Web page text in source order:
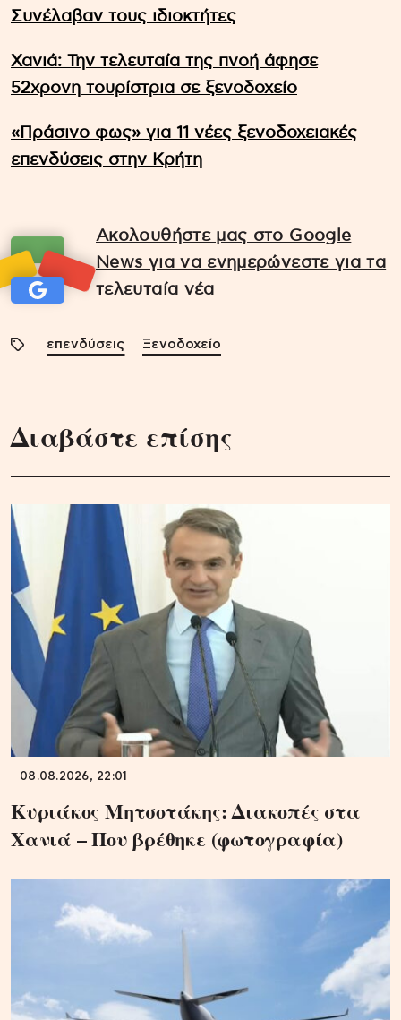
Συνέλαβαν τους ιδιοκτήτες
Χανιά: Την τελευταία της πνοή άφησε
52χρονη τουρίστρια σε ξενοδοχείο
«Πράσινο φως» για 11 νέες ξενοδοχειακές
επενδύσεις στην Κρήτη
Ακολουθήστε μας στο Google
News για να ενημερώνεστε για τα
τελευταία νέα
επενδύσεις Ξενοδοχείο
Διαβάστε επίσης
08.08.2026, 22:01
Κυριάκος Μητσοτάκης: Διακοπές στα
Χανιά – Που βρέθηκε (φωτογραφία)